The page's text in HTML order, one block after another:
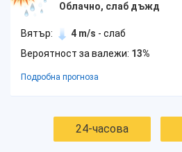
Облачно, слаб дъжд
Вятър: 4 m/s - слаб
Вероятност за валежи: 13%
Подробна прогноза
24-часова